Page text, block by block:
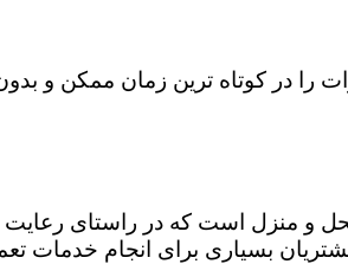
را در کوتاه ترین زمان ممکن و
محل و منزل است که در راستای
بسیاری برای انجام خدمات